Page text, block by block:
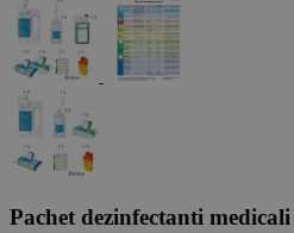
Pachet dezinfectanti